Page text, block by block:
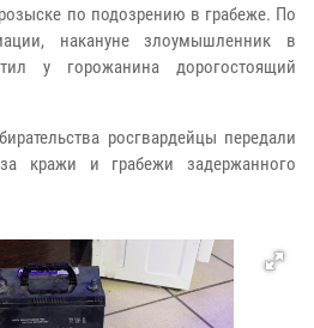
по подозрению в грабеже. По
накануне злоумышленник в
у горожанина дорогостоящий
росгвардейцы передали
кражи и грабежи задержанного